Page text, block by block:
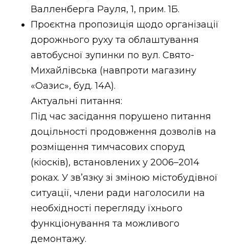
Валленберга Рауля, 1, прим. 1Б.
Проєктна пропозиція щодо організації
дорожнього руху та облаштування
автобусної зупинки по вул. Свято-
Михайлівська (навпроти магазину
«Оазис», буд. 14А).
Актуальні питання:
Під час засідання порушено питання
доцільності продовження дозволів на
розміщення тимчасових споруд
(кіосків), встановлених у 2006–2014
роках. У зв’язку зі зміною містобудівної
ситуації, члени ради наголосили на
необхідності перегляду їхнього
функціонування та можливого
демонтажу.